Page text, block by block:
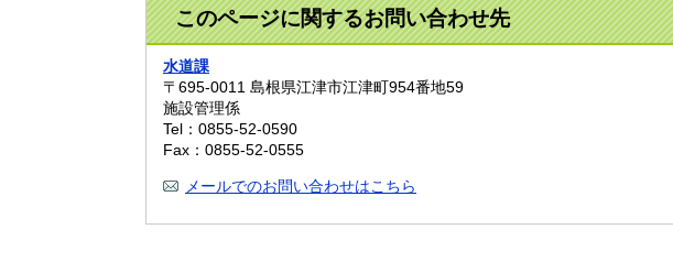
このページに関するお問い合わせ先
水道課
〒695-0011 島根県江津市江津町954番地59
施設管理係
Tel：0855-52-0590
Fax：0855-52-0555
メールでのお問い合わせはこちら